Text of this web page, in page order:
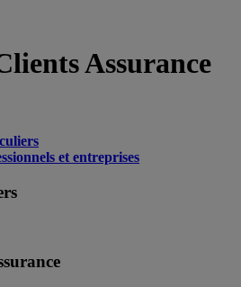
Assurance
et entreprises